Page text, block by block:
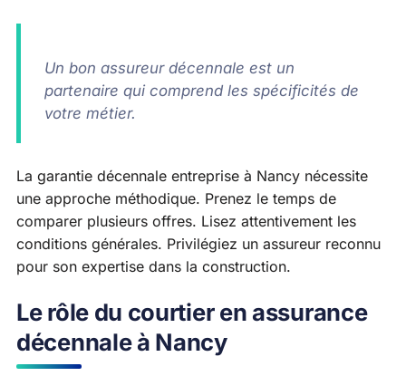
Un bon assureur décennale est un
partenaire qui comprend les spécificités de
votre métier.
La garantie décennale entreprise à Nancy nécessite
une approche méthodique. Prenez le temps de
comparer plusieurs offres. Lisez attentivement les
conditions générales. Privilégiez un assureur reconnu
pour son expertise dans la construction.
Le rôle du courtier en assurance
décennale à Nancy